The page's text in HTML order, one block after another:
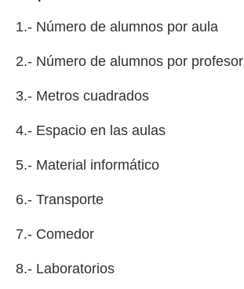
1.- Número de alumnos por aula
2.- Número de alumnos por profesor
3.- Metros cuadrados
4.- Espacio en las aulas
5.- Material informático
6.- Transporte
7.- Comedor
8.- Laboratorios